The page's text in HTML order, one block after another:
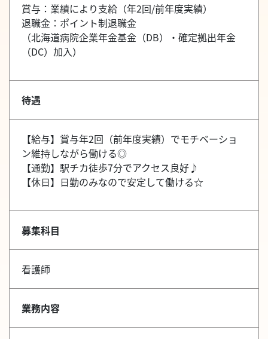
賞与：業績により支給（年2回/前年度実績）
退職金：ポイント制退職金
（北海道病院企業年金基金（DB）・確定拠出年金
（DC）加入）
待遇
【給与】賞与年2回（前年度実績）でモチベーショ
ン維持しながら働ける◎
【通勤】駅チカ徒歩7分でアクセス良好♪
【休日】日勤のみなので安定して働ける☆
募集科目
看護師
業務内容